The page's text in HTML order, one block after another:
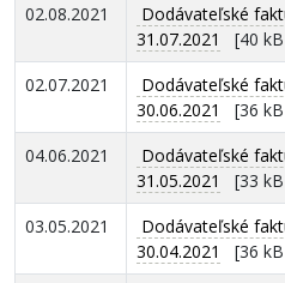
02.08.2021
Dodávateľské
31.07.2021
[40
02.07.2021
Dodávateľské
30.06.2021
[36
04.06.2021
Dodávateľské
31.05.2021
[33
03.05.2021
Dodávateľské
30.04.2021
[36